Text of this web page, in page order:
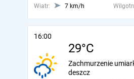
Wiatr:
7 km/h
16:00
29°C
Zachmurzenie
deszcz